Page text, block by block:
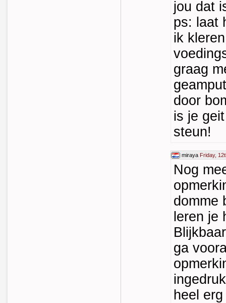
jou dat
ps: laat
ik
graag
door
is je
steun!
miraya Friday,
Nog
domme
leren je
ga
heel